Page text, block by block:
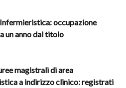
occupazione
un anno dal titolo
magistrali di area
a indirizzo clinico: registrati